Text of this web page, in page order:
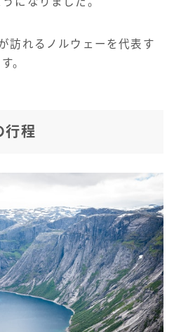
訪れるノルウェーを代表す
。
行程